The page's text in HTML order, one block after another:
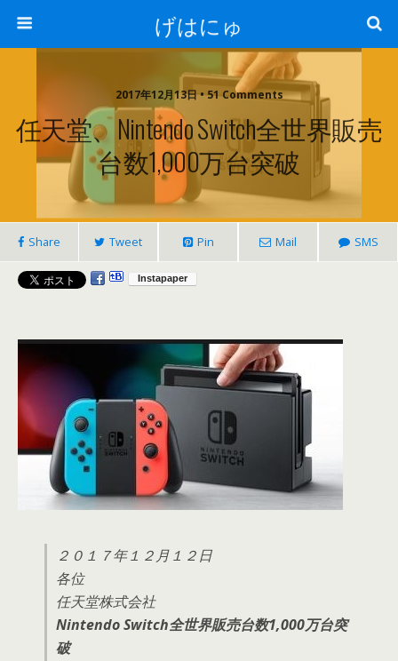
げはにゅ
2017年12月13日 • 51 Comments
任天堂、Nintendo Switch全世界販売
台数1,000万台突破
Share Tweet Pin Mail SMS
２０１７年１２月１２日
各位
任天堂株式会社
Nintendo Switch全世界販売台数1,000万台突
破